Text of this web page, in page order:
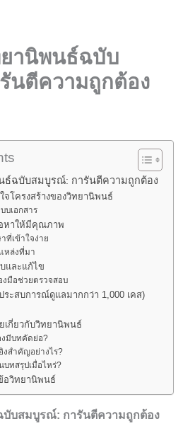
านิพนธ์ฉบับ
นตีความถูกต้อง
ธ์ฉบับสมบูรณ์: การันตีความถูกต้อง
จโครงสร้างของวิทยานิพนธ์
บเอกสาร
หาให้มีคุณภาพ
ที่เข้าใจง่าย
หล่งที่มา
และแก้ไข
งมือช่วยตรวจสอบ
ะสบการณ์ดูแลมากกว่า 1,000 เคส)
เกี่ยวกับวิทยานิพนธ์
งมีบทคัดย่อ?
งสำคัญอย่างไร?
บทสรุปเมื่อไหร่?
อวิทยานิพนธ์
บับสมบูรณ์: การันตีความถูกต้อง